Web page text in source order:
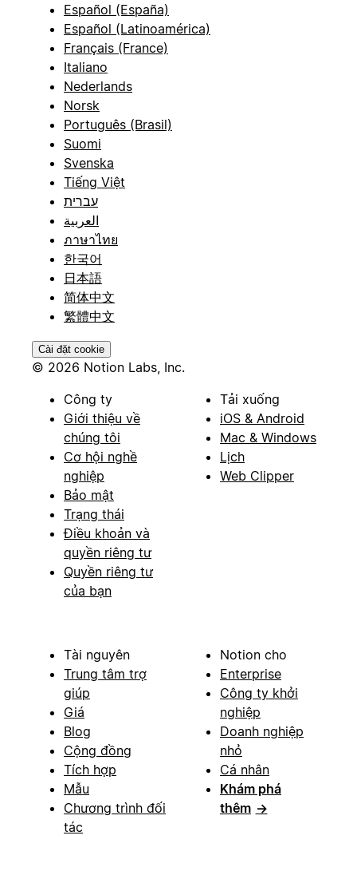
Español (España)
Español (Latinoamérica)
Français (France)
Italiano
Nederlands
Norsk
Português (Brasil)
Suomi
Svenska
Tiếng Việt
עברית
العربية
ภาษาไทย
한국어
日本語
简体中文
繁體中文
Cài đặt cookie
© 2026 Notion Labs, Inc.
Công ty
Giới thiệu về
chúng tôi
Cơ hội nghề
nghiệp
Bảo mật
Trạng thái
Điều khoản và
quyền riêng tư
Quyền riêng tư
của bạn
Tải xuống
iOS & Android
Mac & Windows
Lịch
Web Clipper
Tài nguyên
Trung tâm trợ
giúp
Giá
Blog
Cộng đồng
Tích hợp
Mẫu
Chương trình đối
tác
Notion cho
Enterprise
Công ty khởi
nghiệp
Doanh nghiệp
nhỏ
Cá nhân
Khám phá
thêm →